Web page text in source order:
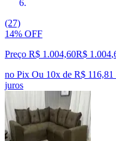
(27)
14% OFF
Preço R$ 1.004,60R$ 1.004,
no Pix Ou 10x de R$ 116,81
juros